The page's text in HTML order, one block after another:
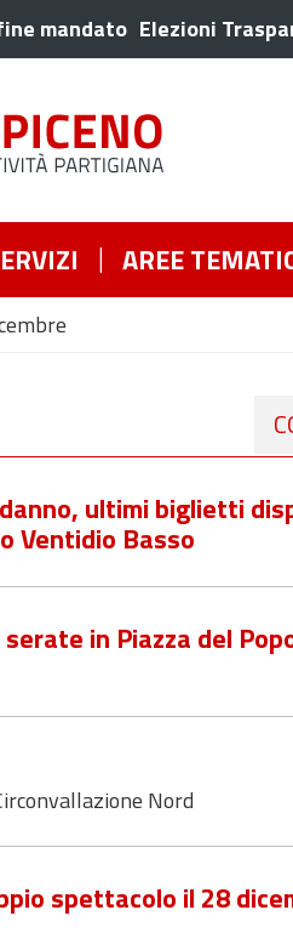
mandato Elezioni
AREE
ultimi biglietti
Ventidio Basso
in Piazza del
Nord
spettacolo il 28